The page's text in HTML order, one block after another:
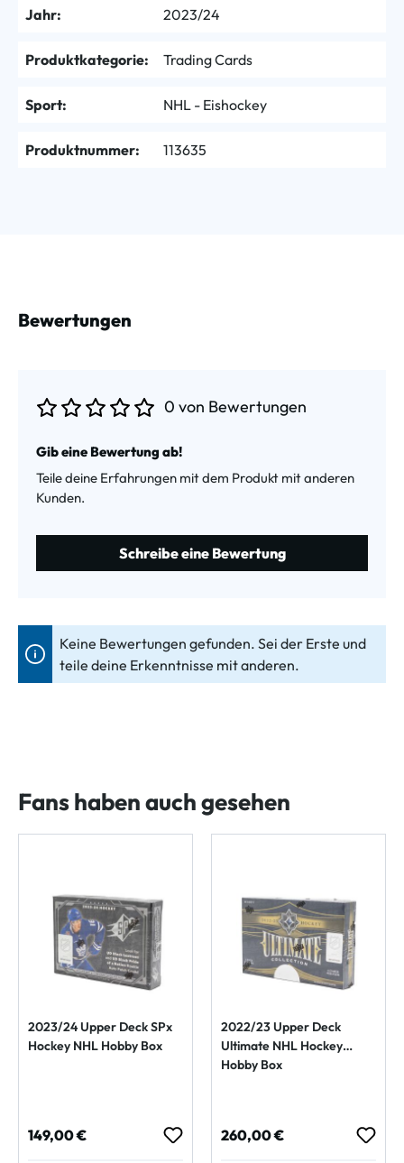
Jahr: 2023/24
Produktkategorie: Trading Cards
Sport: NHL - Eishockey
Produktnummer: 113635
Bewertungen
0 von Bewertungen
Gib eine Bewertung ab!
Teile deine Erfahrungen mit dem Produkt mit anderen
Kunden.
Schreibe eine Bewertung
Keine Bewertungen gefunden. Sei der Erste und
teile deine Erkenntnisse mit anderen.
Fans haben auch gesehen
2023/24 Upper Deck SPx
Hockey NHL Hobby Box
Regulärer Preis:
149,00 €
2022/23 Upper Deck
Ultimate NHL Hockey
Hobby Box
Regulärer Preis:
260,00 €